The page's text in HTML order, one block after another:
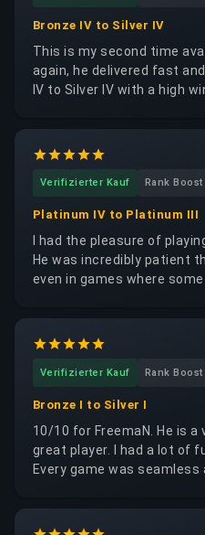
Bronze IV to Silver IV
This is my second time
again, he delivered fast
IV to Silver IV with a high
hours. Highly recommend if
safe rank boost!
Verifizierter Kauf Rank Boost
Platinum IV to Platinum III
I had the pleasure of
He was incredibly patient
even in games where
calm and managed to
impressed me the most
suggested optimal picks
playstyle. His guidance
and enjoyable. Highly
especially if you're paired
Verifizierter Kauf Rank Boost
Bronze I to Silver I
10/10 for FreemaN. He is a
great player. I had a lot of
Every game was
games 20-30 mins long.
being a support main and